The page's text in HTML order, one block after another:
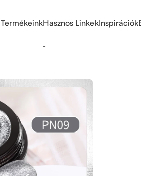
TermékeinkHasznos LinkekInspirációk